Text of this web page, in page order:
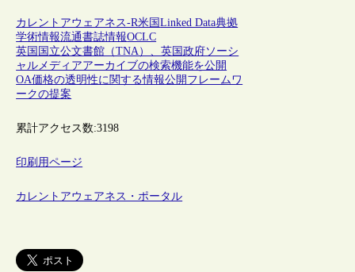
カレントアウェアネス-R米国Linked Data典拠
学術情報流通書誌情報OCLC
英国国立公文書館（TNA）、英国政府ソーシ
ャルメディアアーカイブの検索機能を公開
OA価格の透明性に関する情報公開フレームワ
ークの提案
累計アクセス数:3198
印刷用ページ
カレントアウェアネス・ポータル